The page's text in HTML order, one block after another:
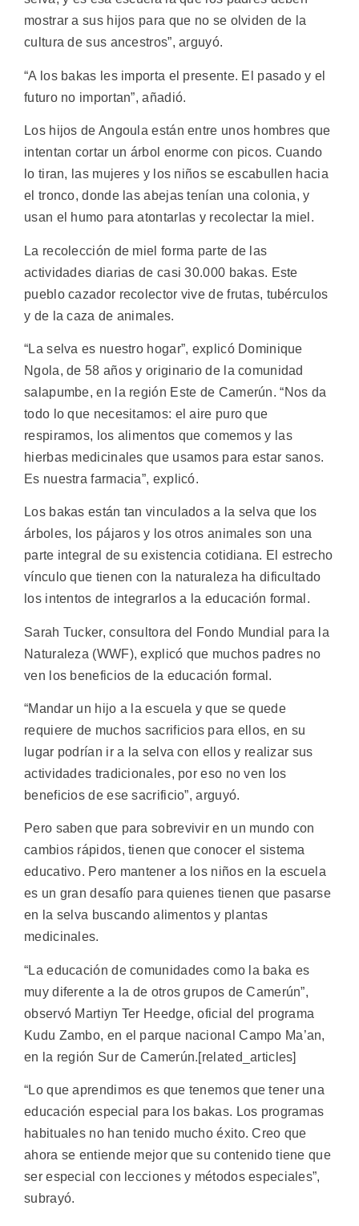
mostrar a sus hijos para que no se olviden de la
cultura de sus ancestros”, arguyó.
“A los bakas les importa el presente. El pasado y el
futuro no importan”, añadió.
Los hijos de Angoula están entre unos hombres que
intentan cortar un árbol enorme con picos. Cuando
lo tiran, las mujeres y los niños se escabullen hacia
el tronco, donde las abejas tenían una colonia, y
usan el humo para atontarlas y recolectar la miel.
La recolección de miel forma parte de las
actividades diarias de casi 30.000 bakas. Este
pueblo cazador recolector vive de frutas, tubérculos
y de la caza de animales.
“La selva es nuestro hogar”, explicó Dominique
Ngola, de 58 años y originario de la comunidad
salapumbe, en la región Este de Camerún. “Nos da
todo lo que necesitamos: el aire puro que
respiramos, los alimentos que comemos y las
hierbas medicinales que usamos para estar sanos.
Es nuestra farmacia”, explicó.
Los bakas están tan vinculados a la selva que los
árboles, los pájaros y los otros animales son una
parte integral de su existencia cotidiana. El estrecho
vínculo que tienen con la naturaleza ha dificultado
los intentos de integrarlos a la educación formal.
Sarah Tucker, consultora del Fondo Mundial para la
Naturaleza (WWF), explicó que muchos padres no
ven los beneficios de la educación formal.
“Mandar un hijo a la escuela y que se quede
requiere de muchos sacrificios para ellos, en su
lugar podrían ir a la selva con ellos y realizar sus
actividades tradicionales, por eso no ven los
beneficios de ese sacrificio”, arguyó.
Pero saben que para sobrevivir en un mundo con
cambios rápidos, tienen que conocer el sistema
educativo. Pero mantener a los niños en la escuela
es un gran desafío para quienes tienen que pasarse
en la selva buscando alimentos y plantas
medicinales.
“La educación de comunidades como la baka es
muy diferente a la de otros grupos de Camerún”,
observó Martiyn Ter Heedge, oficial del programa
Kudu Zambo, en el parque nacional Campo Ma’an,
en la región Sur de Camerún.[related_articles]
“Lo que aprendimos es que tenemos que tener una
educación especial para los bakas. Los programas
habituales no han tenido mucho éxito. Creo que
ahora se entiende mejor que su contenido tiene que
ser especial con lecciones y métodos especiales”,
subrayó.